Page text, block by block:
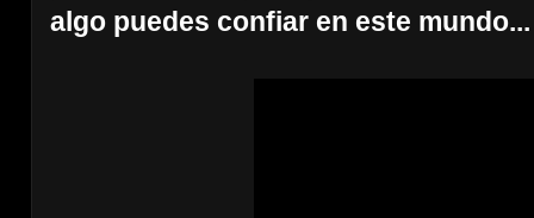
algo puedes confiar en este